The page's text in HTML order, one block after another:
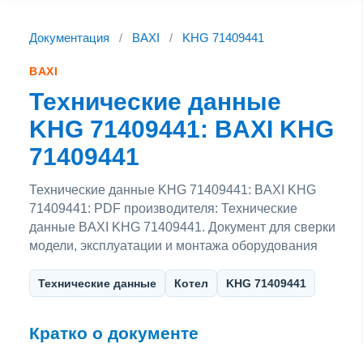
Документация / BAXI / KHG 71409441
BAXI
Технические данные
KHG 71409441: BAXI KHG
71409441
Технические данные KHG 71409441: BAXI KHG
71409441: PDF производителя: Технические
данные BAXI KHG 71409441. Документ для сверки
модели, эксплуатации и монтажа оборудования
Технические данные Котел KHG 71409441
Кратко о документе